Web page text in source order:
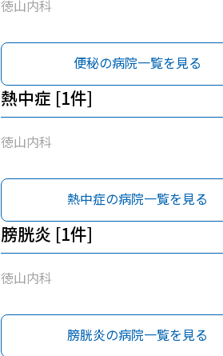
徳山内科
便秘の病院一覧を見る
熱中症 [1件]
徳山内科
熱中症の病院一覧を見る
膀胱炎 [1件]
徳山内科
膀胱炎の病院一覧を見る